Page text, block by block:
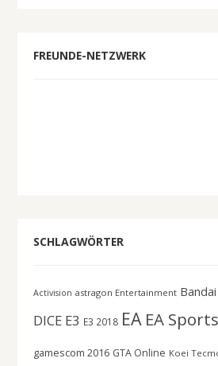
FREUNDE-NETZWERK
SCHLAGWÖRTER
Activision astragon Entertainment
DICE E3 E3 2018 EA EA Sports
gamescom 2016 GTA Online Koei